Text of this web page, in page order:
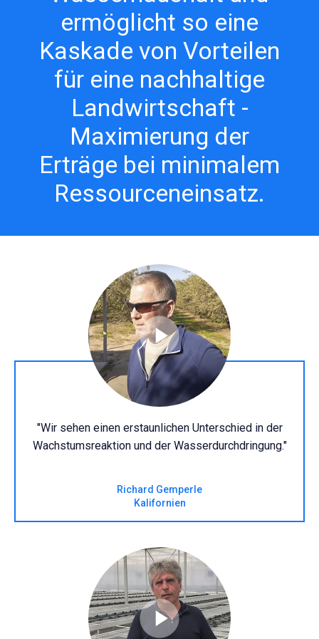
ermöglicht so eine
Kaskade von Vorteilen
für eine nachhaltige
Landwirtschaft -
Maximierung der
Erträge bei minimalem
Ressourceneinsatz.
"Wir sehen einen erstaunlichen Unterschied in der
Wachstumsreaktion und der Wasserdurchdringung."
Richard Gemperle
Kalifornien